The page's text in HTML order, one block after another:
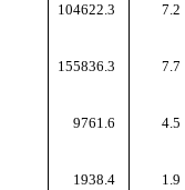
104622.3 7.2
155836.3 7.7
9761.6 4.5
1938.4 1.9